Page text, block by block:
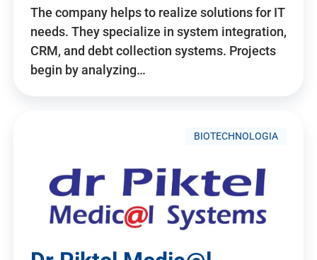
The company helps to realize solutions for IT
needs. They specialize in system integration,
CRM, and debt collection systems. Projects
begin by analyzing…
BIOTECHNOLOGIA